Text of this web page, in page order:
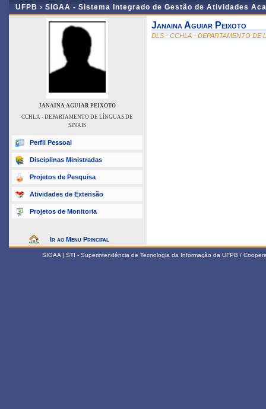
UFPB › SIGAA - Sistema Integrado de Gestão de Atividades
JANAINA AGUIAR PEIXOTO
CCHLA - DEPARTAMENTO DE LÍNGUAS DE
SINAIS
Perfil Pessoal
Disciplinas Ministradas
Projetos de Pesquisa
Atividades de Extensão
Projetos de Monitoria
Ir ao Menu Principal
Janaina Aguiar Peixoto
DLS - CCHLA - DEPARTAMENTO DE
SIGAA | STI - Superintendência de Tecnologia da Informação da UFPB /